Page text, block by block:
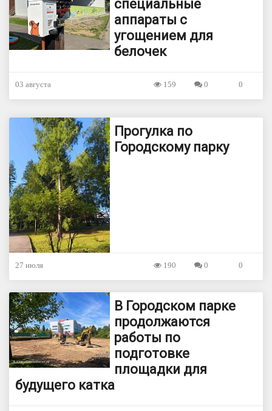
специальные
аппараты с
угощением для
белочек
03 августа 0
0
159
Прогулка по
Городскому парку
27 июля 0
0
190
В Городском парке
продолжаются
работы по
подготовке
площадки для
будущего катка